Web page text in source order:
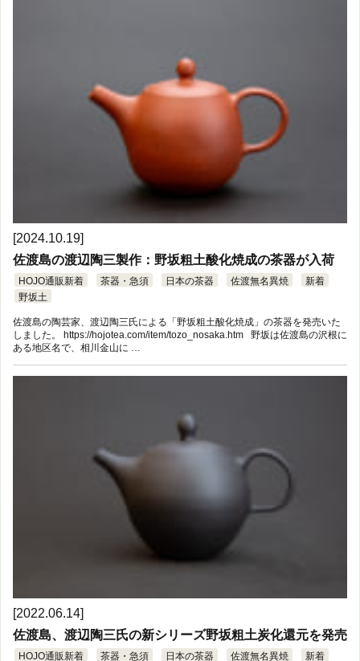
[2024.10.19]
佐渡島の渡辺陶三製作：野坂粗土酸化焼成の茶器が入荷
HOJO通販新着 茶器・急須 日本の茶器 佐渡無名異焼
新着
野坂土
佐渡島の陶芸家、渡辺陶三氏による「野坂粗土酸化焼成」の茶器を発売いた
しました。 https://hojotea.com/item/tozo_nosaka.htm 野坂は佐渡島の沢根に
ある地区名で、相川金山に …
[2022.06.14]
佐渡島、渡辺陶三氏の新シリーズ野坂粗土炭化還元を発売
HOJO通販新着 茶器・急須 日本の茶器 佐渡無名異焼 新着